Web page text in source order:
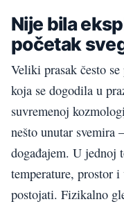
Nije bila
početak
Veliki prasak često
koja se dogodila u
suvremenoj
nešto unutar
događajem. U jednoj
temperature, prostor
postojati. Fizikalno